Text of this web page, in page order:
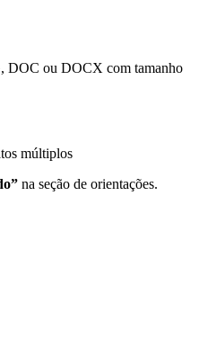
DOC ou DOCX com tamanho
múltiplos
na seção de orientações.